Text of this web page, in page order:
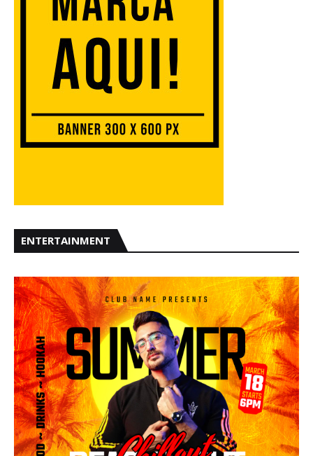
ENTERTAINMENT